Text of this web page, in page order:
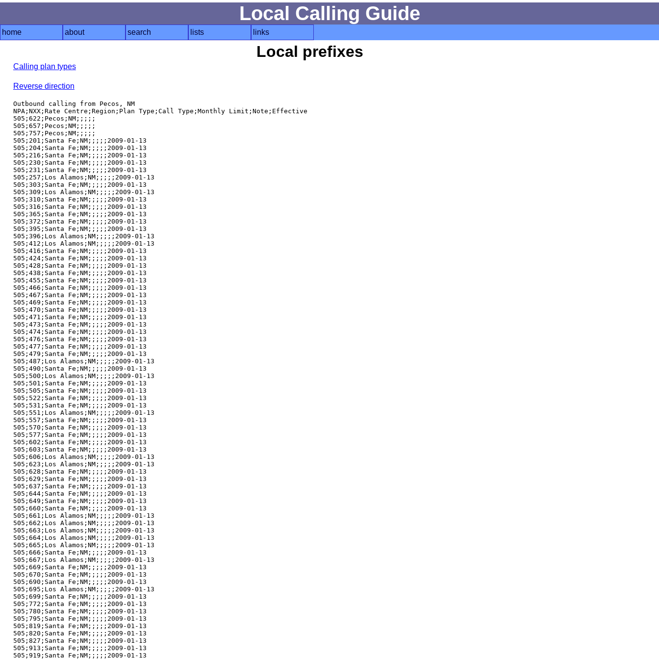
Local Calling Guide
home about search lists links
Local prefixes
Calling plan types
Reverse direction
Outbound calling from Pecos, NM
NPA;NXX;Rate Centre;Region;Plan Type;Call Type;Monthly Limit;Note;Effective
505;622;Pecos;NM;;;;;
505;657;Pecos;NM;;;;;
505;757;Pecos;NM;;;;;
505;201;Santa Fe;NM;;;;;2009-01-13
505;204;Santa Fe;NM;;;;;2009-01-13
505;216;Santa Fe;NM;;;;;2009-01-13
505;230;Santa Fe;NM;;;;;2009-01-13
505;231;Santa Fe;NM;;;;;2009-01-13
505;257;Los Alamos;NM;;;;;2009-01-13
505;303;Santa Fe;NM;;;;;2009-01-13
505;309;Los Alamos;NM;;;;;2009-01-13
505;310;Santa Fe;NM;;;;;2009-01-13
505;316;Santa Fe;NM;;;;;2009-01-13
505;365;Santa Fe;NM;;;;;2009-01-13
505;372;Santa Fe;NM;;;;;2009-01-13
505;395;Santa Fe;NM;;;;;2009-01-13
505;396;Los Alamos;NM;;;;;2009-01-13
505;412;Los Alamos;NM;;;;;2009-01-13
505;416;Santa Fe;NM;;;;;2009-01-13
505;424;Santa Fe;NM;;;;;2009-01-13
505;428;Santa Fe;NM;;;;;2009-01-13
505;438;Santa Fe;NM;;;;;2009-01-13
505;455;Santa Fe;NM;;;;;2009-01-13
505;466;Santa Fe;NM;;;;;2009-01-13
505;467;Santa Fe;NM;;;;;2009-01-13
505;469;Santa Fe;NM;;;;;2009-01-13
505;470;Santa Fe;NM;;;;;2009-01-13
505;471;Santa Fe;NM;;;;;2009-01-13
505;473;Santa Fe;NM;;;;;2009-01-13
505;474;Santa Fe;NM;;;;;2009-01-13
505;476;Santa Fe;NM;;;;;2009-01-13
505;477;Santa Fe;NM;;;;;2009-01-13
505;479;Santa Fe;NM;;;;;2009-01-13
505;487;Los Alamos;NM;;;;;2009-01-13
505;490;Santa Fe;NM;;;;;2009-01-13
505;500;Los Alamos;NM;;;;;2009-01-13
505;501;Santa Fe;NM;;;;;2009-01-13
505;505;Santa Fe;NM;;;;;2009-01-13
505;522;Santa Fe;NM;;;;;2009-01-13
505;531;Santa Fe;NM;;;;;2009-01-13
505;551;Los Alamos;NM;;;;;2009-01-13
505;557;Santa Fe;NM;;;;;2009-01-13
505;570;Santa Fe;NM;;;;;2009-01-13
505;577;Santa Fe;NM;;;;;2009-01-13
505;602;Santa Fe;NM;;;;;2009-01-13
505;603;Santa Fe;NM;;;;;2009-01-13
505;606;Los Alamos;NM;;;;;2009-01-13
505;623;Los Alamos;NM;;;;;2009-01-13
505;628;Santa Fe;NM;;;;;2009-01-13
505;629;Santa Fe;NM;;;;;2009-01-13
505;637;Santa Fe;NM;;;;;2009-01-13
505;644;Santa Fe;NM;;;;;2009-01-13
505;649;Santa Fe;NM;;;;;2009-01-13
505;660;Santa Fe;NM;;;;;2009-01-13
505;661;Los Alamos;NM;;;;;2009-01-13
505;662;Los Alamos;NM;;;;;2009-01-13
505;663;Los Alamos;NM;;;;;2009-01-13
505;664;Los Alamos;NM;;;;;2009-01-13
505;665;Los Alamos;NM;;;;;2009-01-13
505;666;Santa Fe;NM;;;;;2009-01-13
505;667;Los Alamos;NM;;;;;2009-01-13
505;669;Santa Fe;NM;;;;;2009-01-13
505;670;Santa Fe;NM;;;;;2009-01-13
505;690;Santa Fe;NM;;;;;2009-01-13
505;695;Los Alamos;NM;;;;;2009-01-13
505;699;Santa Fe;NM;;;;;2009-01-13
505;772;Santa Fe;NM;;;;;2009-01-13
505;780;Santa Fe;NM;;;;;2009-01-13
505;795;Santa Fe;NM;;;;;2009-01-13
505;819;Santa Fe;NM;;;;;2009-01-13
505;820;Santa Fe;NM;;;;;2009-01-13
505;827;Santa Fe;NM;;;;;2009-01-13
505;913;Santa Fe;NM;;;;;2009-01-13
505;919;Santa Fe;NM;;;;;2009-01-13